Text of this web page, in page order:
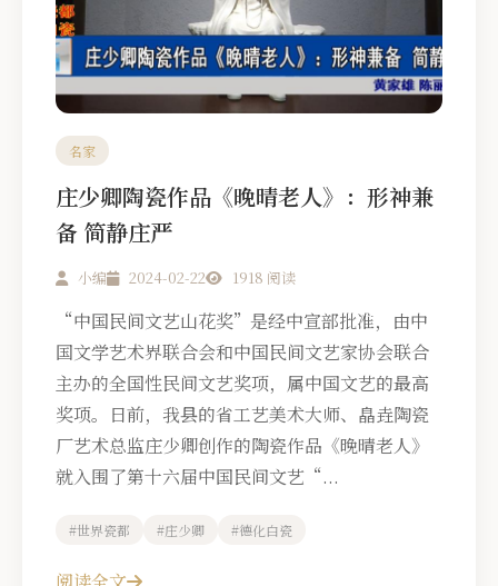
名家
庄少卿陶瓷作品《晚晴老人》：形神兼
备 简静庄严
小编 2024-02-22 1918 阅读
“中国民间文艺山花奖”是经中宣部批准，由中
国文学艺术界联合会和中国民间文艺家协会联合
主办的全国性民间文艺奖项，属中国文艺的最高
奖项。日前，我县的省工艺美术大师、皛垚陶瓷
厂艺术总监庄少卿创作的陶瓷作品《晚晴老人》
就入围了第十六届中国民间文艺“...
#世界瓷都 #庄少卿 #德化白瓷